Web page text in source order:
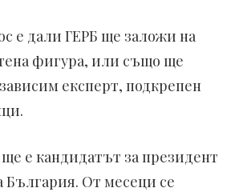
е дали ГЕРБ ще заложи на
фигура, или също ще
експерт, подкрепен
е кандидатът за президент
България. От месеци се